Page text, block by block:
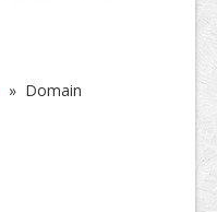
» Domain